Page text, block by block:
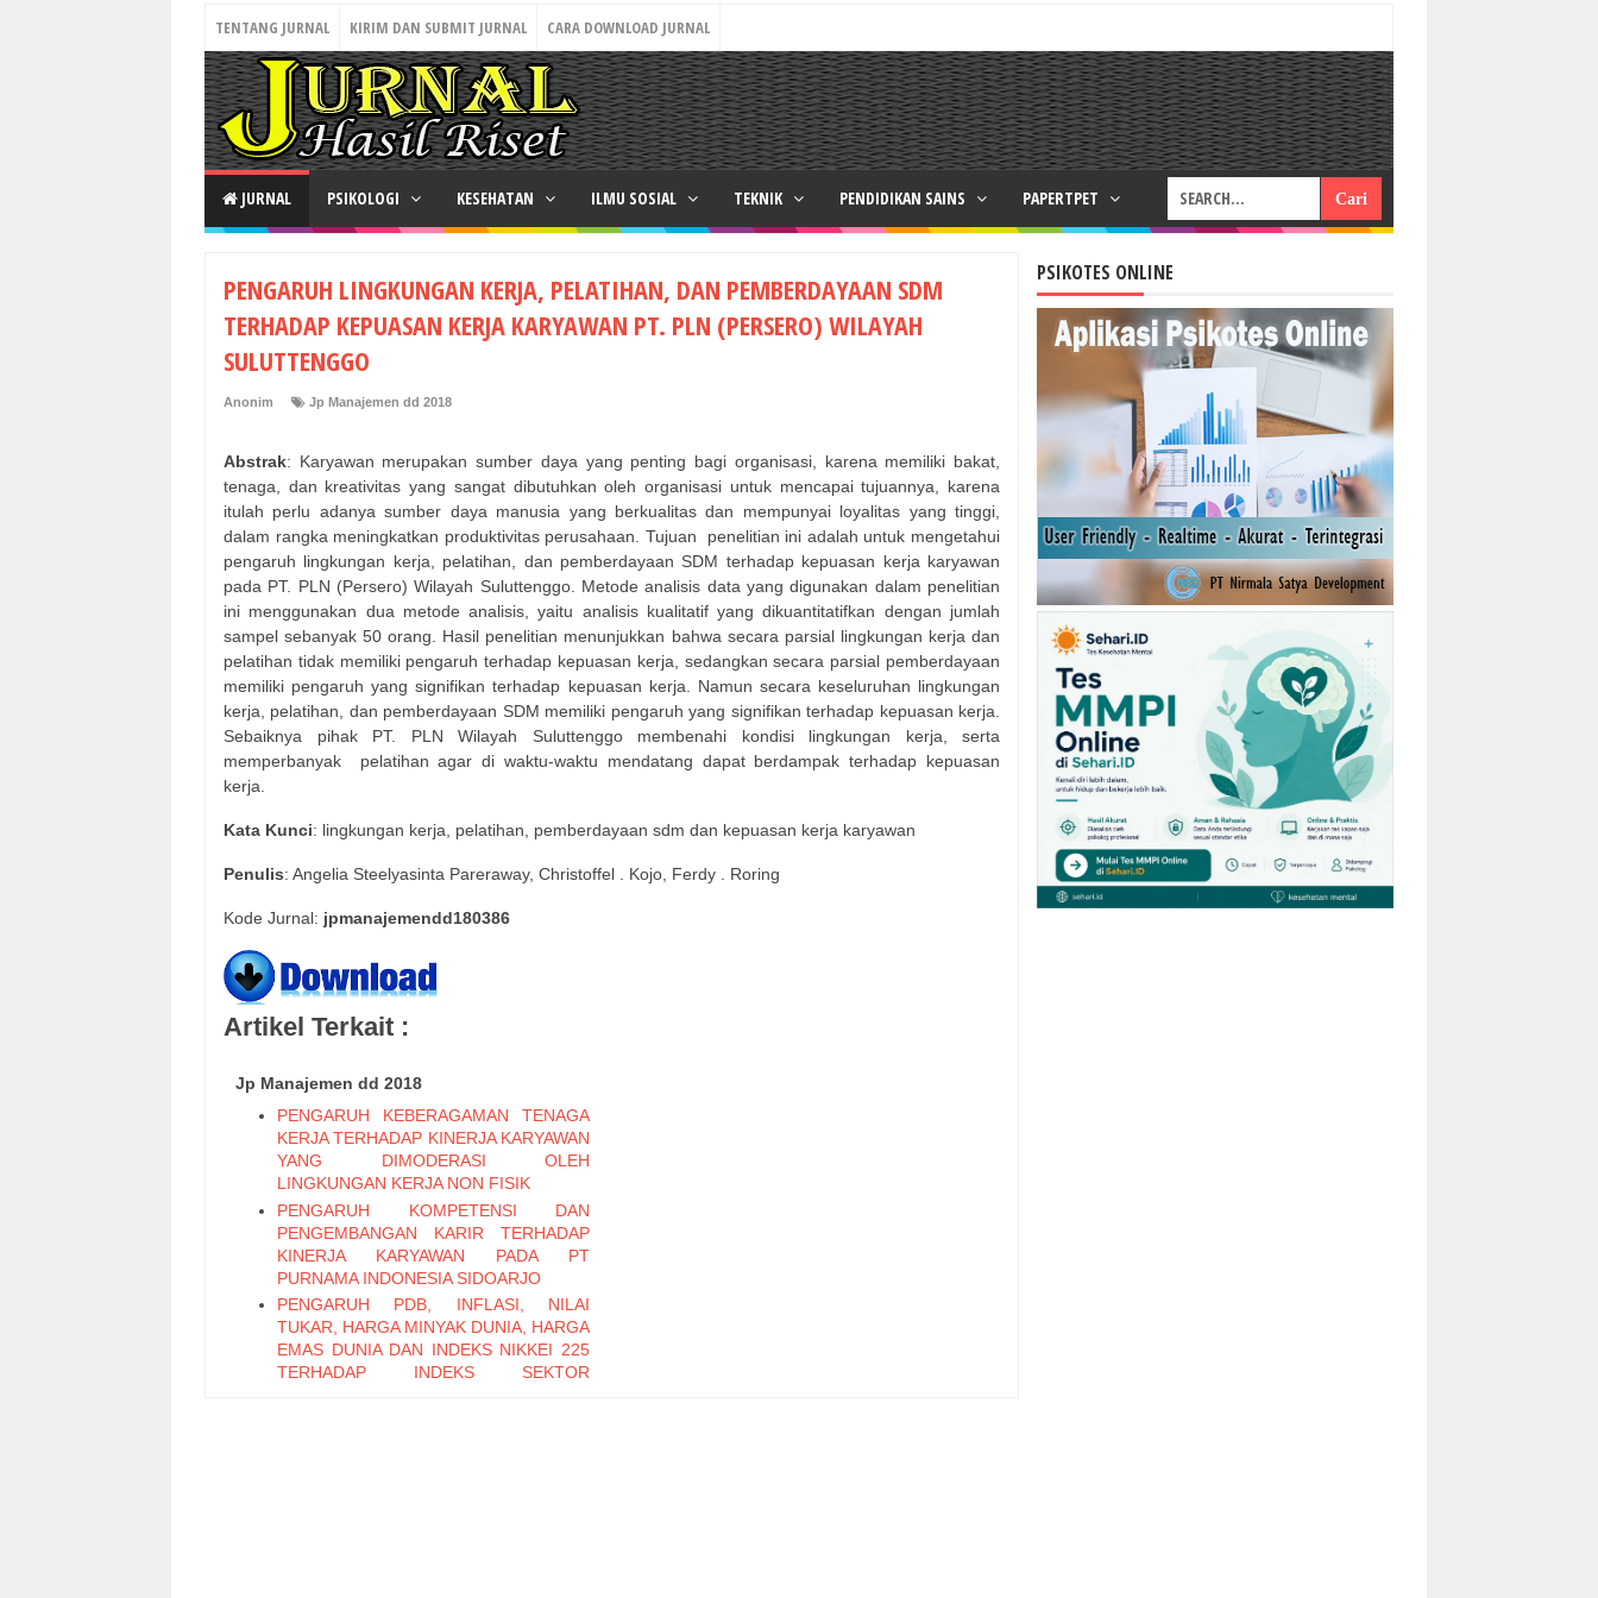
TENTANG JURNAL KIRIM DAN SUBMIT JURNAL CARA DOWNLOAD JURNAL
JURNAL PSIKOLOGI KESEHATAN ILMU SOSIAL TEKNIK PENDIDIKAN SAINS PAPERTPET
PENGARUH LINGKUNGAN KERJA, PELATIHAN, DAN PEMBERDAYAAN SDM
TERHADAP KEPUASAN KERJA KARYAWAN PT. PLN (PERSERO) WILAYAH
SULUTTENGGO
Anonim Jp Manajemen dd 2018
Abstrak: Karyawan merupakan sumber daya yang penting bagi organisasi, karena memiliki bakat,
tenaga, dan kreativitas yang sangat dibutuhkan oleh organisasi untuk mencapai tujuannya, karena
itulah perlu adanya sumber daya manusia yang berkualitas dan mempunyai loyalitas yang tinggi,
dalam rangka meningkatkan produktivitas perusahaan. Tujuan
penelitian ini adalah untuk mengetahui
pengaruh lingkungan kerja, pelatihan, dan pemberdayaan SDM terhadap kepuasan kerja karyawan
pada PT. PLN (Persero) Wilayah Suluttenggo. Metode analisis data yang digunakan dalam penelitian
ini menggunakan dua metode analisis, yaitu analisis kualitatif yang dikuantitatifkan dengan jumlah
sampel sebanyak 50 orang. Hasil penelitian menunjukkan bahwa secara parsial lingkungan kerja dan
pelatihan tidak memiliki pengaruh terhadap kepuasan kerja, sedangkan secara parsial pemberdayaan
memiliki pengaruh yang signifikan terhadap kepuasan kerja. Namun secara keseluruhan lingkungan
kerja, pelatihan, dan pemberdayaan SDM memiliki pengaruh yang signifikan terhadap kepuasan kerja.
Sebaiknya pihak PT. PLN Wilayah Suluttenggo membenahi kondisi lingkungan kerja, serta
memperbanyak
pelatihan agar di waktu-waktu mendatang dapat berdampak terhadap kepuasan
kerja.
Kata Kunci: lingkungan kerja, pelatihan, pemberdayaan sdm dan kepuasan kerja karyawan
Penulis: Angelia Steelyasinta Pareraway, Christoffel . Kojo, Ferdy . Roring
Kode Jurnal: jpmanajemendd180386
Artikel Terkait :
Jp Manajemen dd 2018
PENGARUH KEBERAGAMAN TENAGA
KERJA TERHADAP KINERJA KARYAWAN
YANG DIMODERASI OLEH
LINGKUNGAN KERJA NON FISIK
PENGARUH KOMPETENSI DAN
PENGEMBANGAN KARIR TERHADAP
KINERJA KARYAWAN PADA PT
PURNAMA INDONESIA SIDOARJO
PENGARUH PDB, INFLASI, NILAI
TUKAR, HARGA MINYAK DUNIA, HARGA
EMAS DUNIA DAN INDEKS NIKKEI 225
TERHADAP INDEKS SEKTOR
PSIKOTES ONLINE